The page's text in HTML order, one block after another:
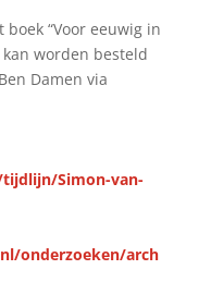
“Voor eeuwig in
worden besteld
Damen via
Simon-van-
onderzoeken/arch